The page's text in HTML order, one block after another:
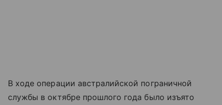
В ходе операции австралийской пограничной
службы в октябре прошлого года было изъято